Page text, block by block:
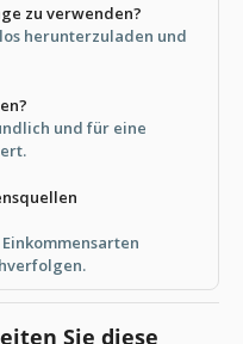
zu verwenden?
herunterzuladen und
und für eine
Sie diese